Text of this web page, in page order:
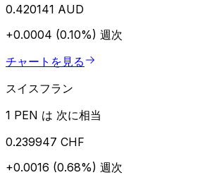
0.420141 AUD
+0.0004 (0.10%) 週次
チャートを見る
スイスフラン
1 PEN は 次に相当
0.239947 CHF
+0.0016 (0.68%) 週次